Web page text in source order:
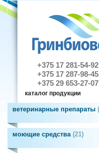
+375 17 281-54-92
+375 17 287-98-45
+375 29 653-27-07
каталог продукции
ветеринарные препараты
моющие средства 21